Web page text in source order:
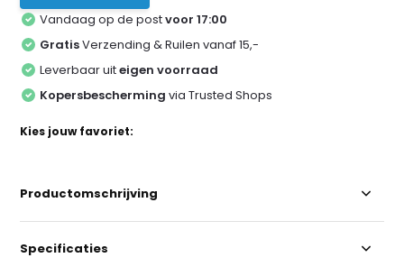
Vandaag op de postvoor 17:00
GratisVerzending & Ruilen vanaf 15,-
Leverbaar uiteigen voorraad
Kopersbescherming via Trusted Shops
Kies jouw favoriet:
Productomschrijving
Specificaties